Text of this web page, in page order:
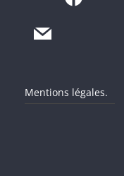
Mentions légales.